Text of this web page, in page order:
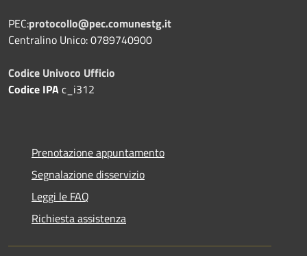
PEC:protocollo@pec.comunestg.it
Centralino Unico: 0789740900
Codice Univoco Ufficio
Codice IPAc_i312
Prenotazione appuntamento
Segnalazione disservizio
Leggi le FAQ
Richiesta assistenza